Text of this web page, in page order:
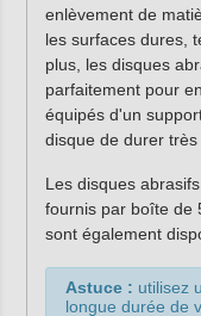
enlèvement de
les surfaces dures,
plus, les disques
parfaitement pour
équipés d'un
disque de durer très
Les disques
fournis par boîte de
sont également
Astuce : utilisez
longue durée de